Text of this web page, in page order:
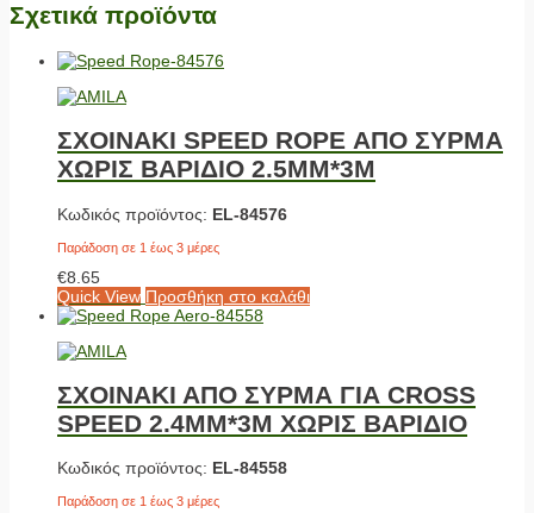
Σχετικά προϊόντα
ΣΧΟΙΝΑΚΙ SPEED ROPE ΑΠΟ ΣΥΡΜΑ
ΧΩΡΙΣ ΒΑΡΙΔΙΟ 2.5ΜΜ*3M
Κωδικός προϊόντος: EL-84576
Παράδοση σε 1 έως 3 μέρες
€8.65
Quick View Προσθήκη στο καλάθι
ΣΧΟΙΝΑΚΙ ΑΠΟ ΣΥΡΜΑ ΓΙΑ CROSS
SPEED 2.4ΜΜ*3M ΧΩΡΙΣ ΒΑΡΙΔΙΟ
Κωδικός προϊόντος: EL-84558
Παράδοση σε 1 έως 3 μέρες